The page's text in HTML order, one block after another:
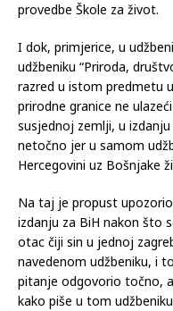
provedbe Škole za život.
I dok, primjerice, u
udžbeniku “Priroda,
razred u istom predmetu
prirodne granice ne
susjednoj zemlji, u
netočno jer u samom
Hercegovini uz Bošnjake
Na taj je propust
izdanju za BiH nakon što
otac čiji sin u jednoj
navedenom udžbeniku, i
pitanje odgovorio točno,
kako piše u tom